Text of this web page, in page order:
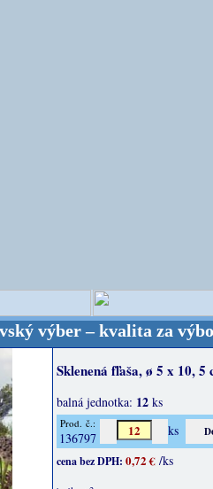
– kvalita za výbornú
Sklenená fľaša, ø 5 x 10, 5
balná jednotka: 12 ks
Prod. č.:
136797 ks
cena bez DPH: 0,72 € /ks